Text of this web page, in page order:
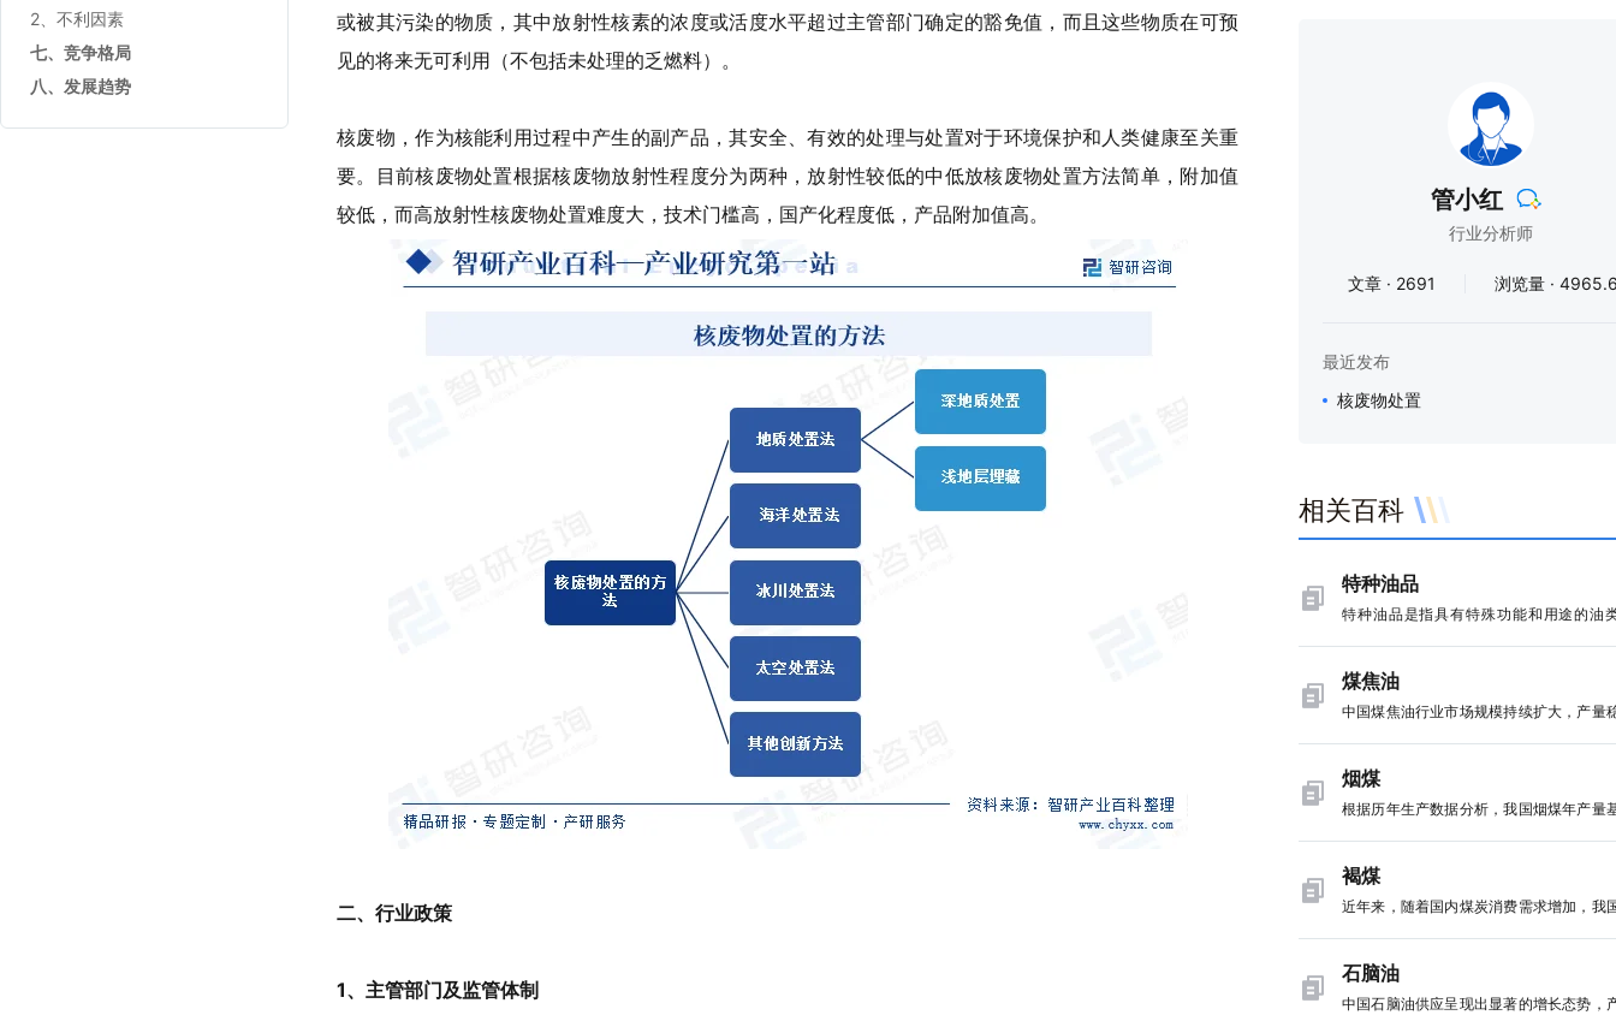
2、不利因素
七、竞争格局
八、发展趋势
或被其污染的物质，其中放射性核素的浓度或活度水平超过主管部门确定的豁免值，而且这些物质在可预
见的将来无可利用（不包括未处理的乏燃料）。
核废物，作为核能利用过程中产生的副产品，其安全、有效的处理与处置对于环境保护和人类健康至关重
要。目前核废物处置根据核废物放射性程度分为两种，放射性较低的中低放核废物处置方法简单，附加值
较低，而高放射性核废物处置难度大，技术门槛高，国产化程度低，产品附加值高。
二、行业政策
1、主管部门及监管体制
管小红
行业分析师
文章 · 2691 浏览量 ·
最近发布
核废物处置
相关百科
特种油品
特种油品是指具有特殊功能和用途的油
品，不同于一般油品。它们通过先进的炼
艺从特定优质原油中加工而成，主要用于
特定的市场需求。近年来，中国特种油品
国民经济持续发展，虽然未来特种油需求
结构性调整，但国内市场总量仍将维
长。-特种油品是指具有特殊功能和用途
类产品，不同于一般油品。它们通过先进
化工艺从特定优质原油中加工而成，主要
行业需求量不断增长，2023年中国特种
煤焦油
中国煤焦油行业市场规模持续扩大，产量
增长。作为煤炭深加工的重要组成部分，
油产量反映了煤炭资源的综合利用水平。
来，随着煤炭行业的稳定发展和煤化工技
据，中国煤焦油年产量已达到一定规模，
年我国煤焦油产量为2560万吨，同比
略有下降。2022年产量有所回升，2023
国煤焦油产量达2694万吨。未来，煤焦
业将向高端化、精细化产品转型。此外，
烟煤
根据历年生产数据分析，我国烟煤年产量
占据了国内原煤生产总量的60%左右，是
煤炭生产行业最重要的产品之一。近年来
着国家经济发展，我国无论是工业生产还
煤等煤炭产品进口市场呈现日益扩大态势
关数据显示，2024年1-7月，我国烟煤行
褐煤
近年来，随着国内煤炭消费需求增加，我
煤行业进口市场规模日益扩大。海关总署
显示，2023年，全国褐煤进口数量及进
额分别为16314.22万吨、115.87亿美元
石脑油
中国石脑油供应呈现出显著的增长态势，